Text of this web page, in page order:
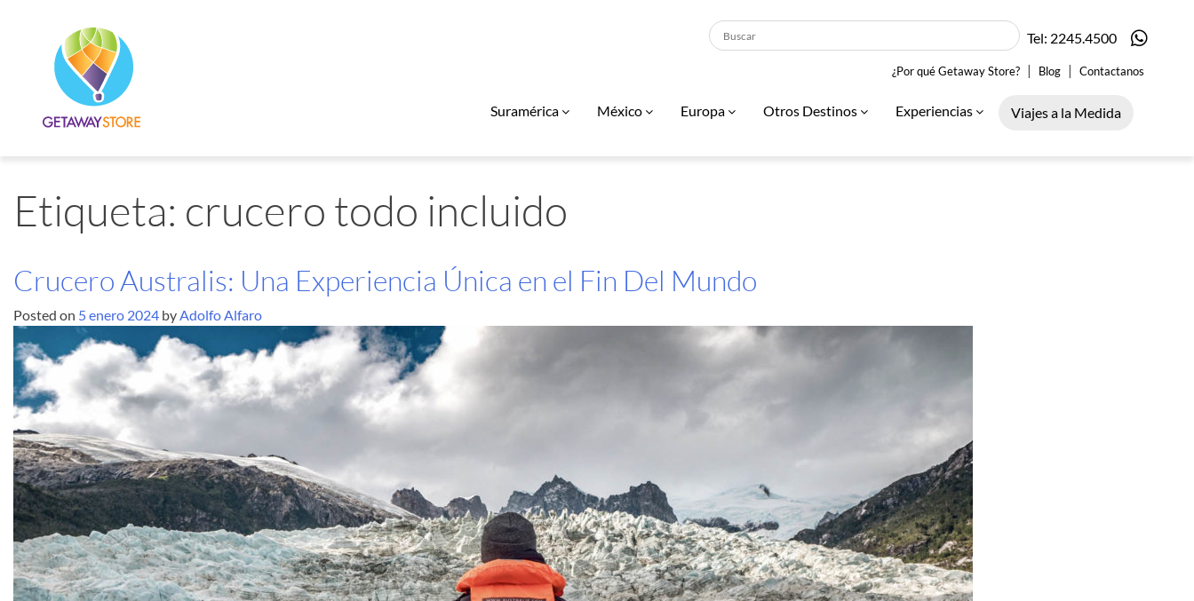
Tel: 2245.4500
¿Por qué Getaway Store? | Blog | Contactanos
Suramérica México Europa Otros Destinos Experiencias Viajes a la Medida
Etiqueta: crucero todo incluido
Crucero Australis: Una Experiencia Única en el Fin Del Mundo
Posted on 5 enero 2024 byAdolfo Alfaro